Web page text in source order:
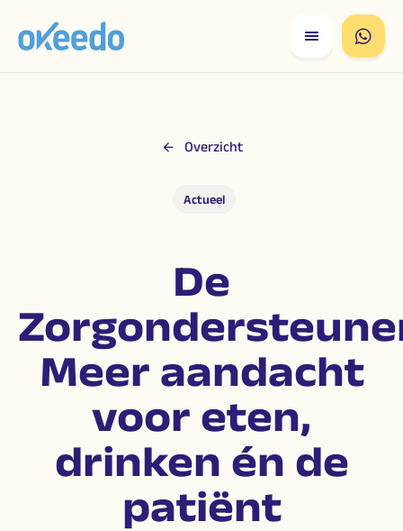
Overzicht
Actueel
De
Meer aandacht
voor eten,
drinken én de
patiënt